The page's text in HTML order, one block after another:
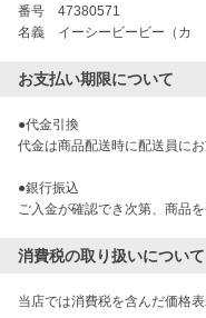
番号　47380571
名義　イーシービービー（カ
お支払い期限について
●代金引換
代金は商品配送時に配送員にお
●銀行振込
ご入金が確認でき次第、商品を
消費税の取り扱いについて
当店では消費税を含んだ価格